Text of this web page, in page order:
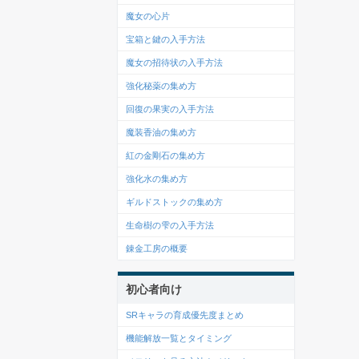
魔女の心片
宝箱と鍵の入手方法
魔女の招待状の入手方法
強化秘薬の集め方
回復の果実の入手方法
魔装香油の集め方
紅の金剛石の集め方
強化水の集め方
ギルドストックの集め方
生命樹の雫の入手方法
錬金工房の概要
初心者向け
SRキャラの育成優先度まとめ
機能解放一覧とタイミング